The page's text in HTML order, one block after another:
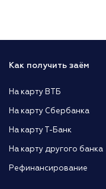
Как получить заём
На карту ВТБ
На карту Сбербанка
На карту Т-Банк
На карту другого банка
Рефинансирование